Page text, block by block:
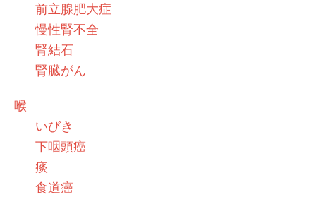
前立腺肥大症
慢性腎不全
腎結石
腎臓がん
喉
いびき
下咽頭癌
痰
食道癌